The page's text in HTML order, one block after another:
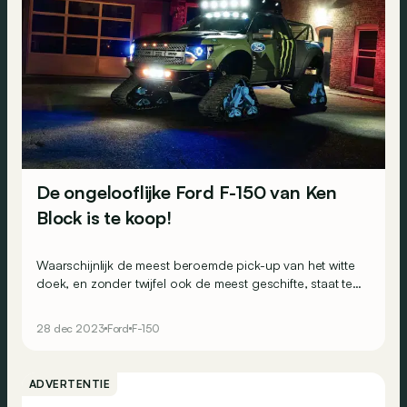
De ongelooflijke Ford F-150 van Ken
Block is te koop!
Waarschijnlijk de meest beroemde pick-up van het witte
doek, en zonder twijfel ook de meest geschifte, staat te
28 dec 2023 Ford F-150
ADVERTENTIE